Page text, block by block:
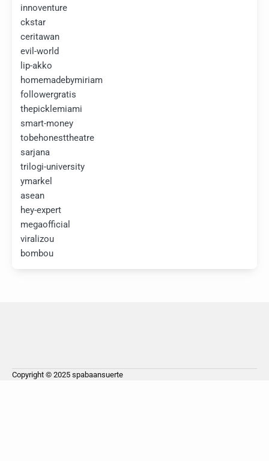
innoventure
ckstar
ceritawan
evil-world
lip-akko
homemadebymiriam
followergratis
thepicklemiami
smart-money
tobehonesttheatre
sarjana
trilogi-university
ymarkel
asean
hey-expert
megaofficial
viralizou
bombou
Copyright © 2025 spabaansuerte